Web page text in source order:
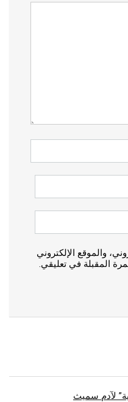
والموقع الإلكتروني
المقبلة في تعليقي.
لآدم سميث